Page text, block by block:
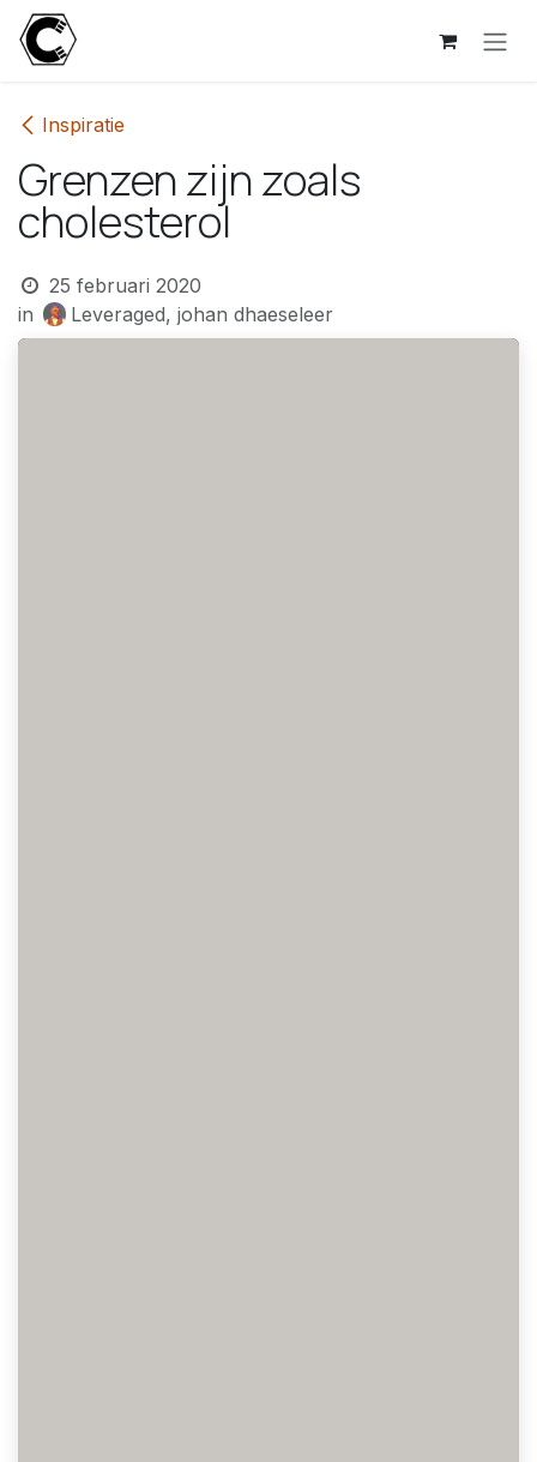
Overslaan naar inhoud
Inspiratie
Grenzen zijn zoals
cholesterol
25 februari 2020
in
Leveraged, johan dhaeseleer